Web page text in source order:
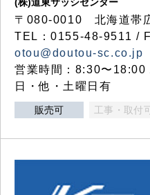
〒080-0010 北海道帯
TEL：0155-48-9511 /
otou@doutou-sc.co.jp
営業時間：8:30〜18:00
日・他・土曜日有
販売可 工事・取付